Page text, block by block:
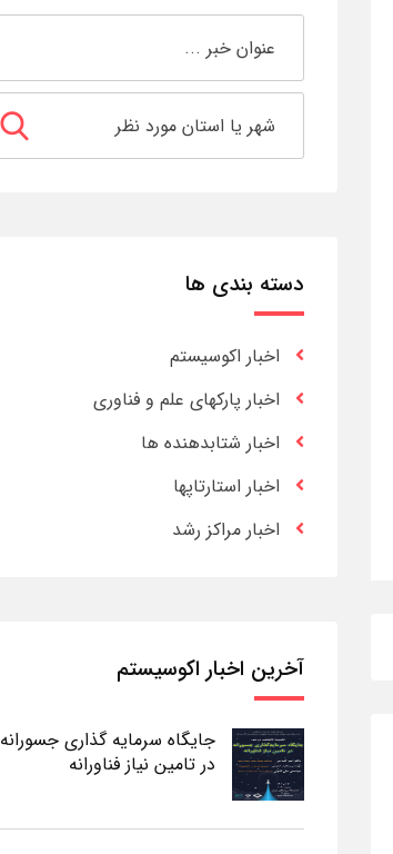
دسته بندی ها
اخبار اکوسیستم
اخبار پارکهای علم و فناوری
اخبار شتابدهنده ها
اخبار استارتاپها
اخبار مراکز رشد
آخرین اخبار اکوسیستم
جایگاه سرمایه گذاری جسورانه
در تامین نیاز فناورانه